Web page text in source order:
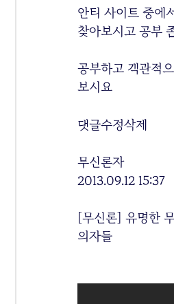
안티 사이트 중에
찾아보시고 공부
공부하고 객관적
보시요
댓글수정삭제
무신론자
2013.09.12 15:37
[무신론] 유명한
의자들